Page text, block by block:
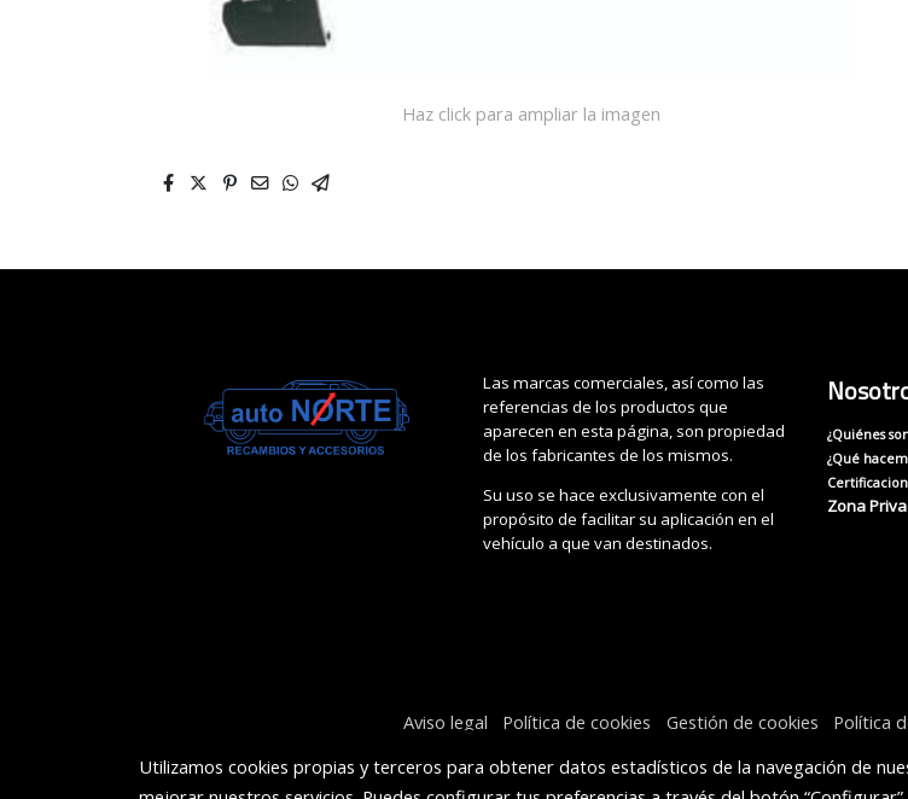
Haz click para ampliar la imagen
Las marcas comerciales, así como las
referencias de los productos que
aparecen en esta página, son propiedad
de los fabricantes de los mismos.
Su uso se hace exclusivamente con el
propósito de facilitar su aplicación en el
vehículo a que van destinados.
¿Quiénes
¿Qué
Zona
Aviso legal Política de cookies Gestión de cookies Política
Utilizamos cookies propias y terceros para obtener datos estadísticos de la navegación de